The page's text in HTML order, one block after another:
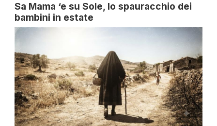
Sa Mama ‘e su Sole, lo spauracchio dei
bambini in estate